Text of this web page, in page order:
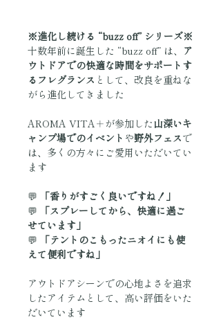
※進化し続ける “buzz off” シリーズ※
十数年前に誕生した “buzz off” は、 ア
ウトドアでの快適な時間をサポートす
るフレグランス として、改良を重ねな
がら進化してきました
AROMA VITA＋が参加した山深いキ
ャンプ場でのイベント や野外フェスで
は、多くの方々にご愛用いただいてい
ます
💬
「香りがすごく良いですね！」
💬
「スプレーしてから、快適に過ご
せています」
💬
「テントのこもったニオイにも使
えて便利ですね」
アウトドアシーンでの心地よさを追求
したアイテムとして、高い評価をいた
だいています